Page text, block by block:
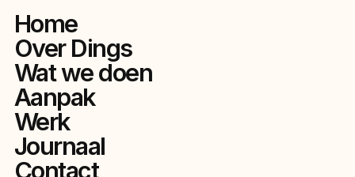
Home
Over Dings
Wat we doen
Aanpak
Werk
Journaal
Contact